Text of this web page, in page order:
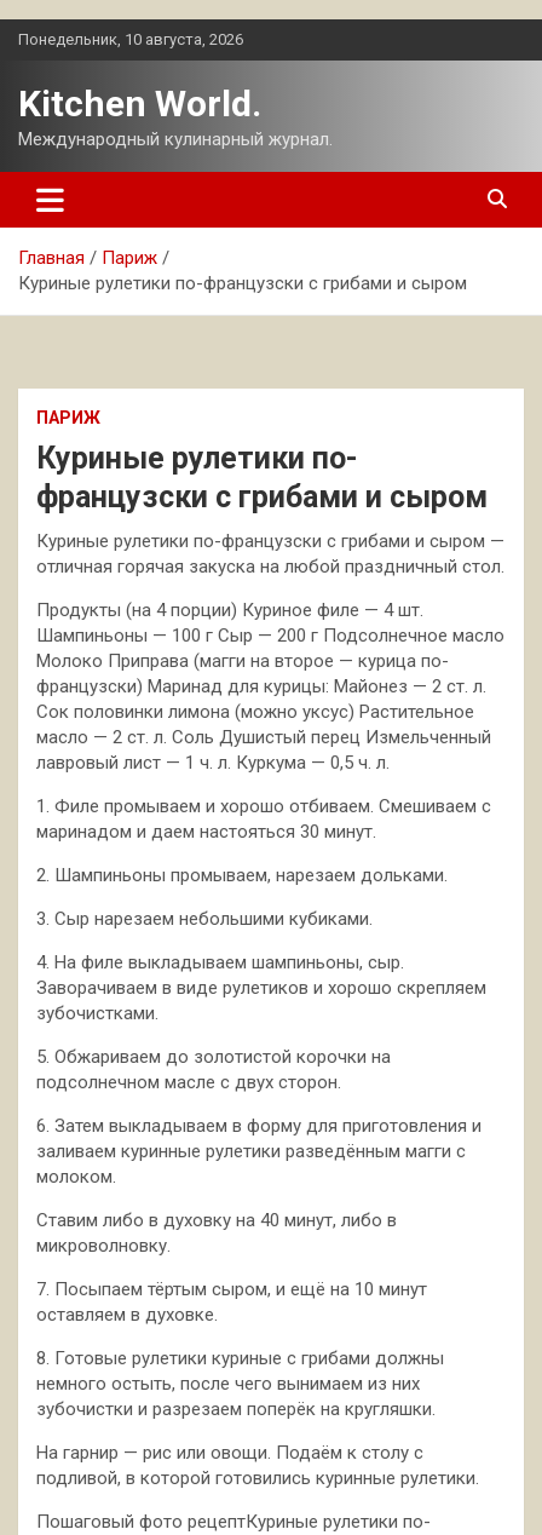
Перейти
Понедельник, 10 августа, 2026
Kitchen World.
Международный кулинарный журнал.
Главная
Париж
Куриные рулетики по-французски с грибами и сыром
ПАРИЖ
Куриные рулетики по-
французски с грибами и сыром
Куриные рулетики по-французски с грибами и сыром —
отличная горячая закуска на любой праздничный стол.
Продукты (на 4 порции) Куриное филе — 4 шт.
Шампиньоны — 100 г Сыр — 200 г Подсолнечное масло
Молоко Приправа (магги на второе — курица по-
французски) Маринад для курицы: Майонез — 2 ст. л.
Сок половинки лимона (можно уксус) Растительное
масло — 2 ст. л. Соль Душистый перец Измельченный
лавровый лист — 1 ч. л. Куркума — 0,5 ч. л.
1. Филе промываем и хорошо отбиваем. Смешиваем с
маринадом и даем настояться 30 минут.
2. Шампиньоны промываем, нарезаем дольками.
3. Сыр нарезаем небольшими кубиками.
4. На филе выкладываем шампиньоны, сыр.
Заворачиваем в виде рулетиков и хорошо скрепляем
зубочистками.
5. Обжариваем до золотистой корочки на
подсолнечном масле с двух сторон.
6. Затем выкладываем в форму для приготовления и
заливаем куринные рулетики разведённым магги с
молоком.
Ставим либо в духовку на 40 минут, либо в
микроволновку.
7. Посыпаем тёртым сыром, и ещё на 10 минут
оставляем в духовке.
8. Готовые рулетики куриные с грибами должны
немного остыть, после чего вынимаем из них
зубочистки и разрезаем поперёк на кругляшки.
На гарнир — рис или овощи. Подаём к столу с
подливой, в которой готовились куринные рулетики.
Пошаговый фото рецептКуриные рулетики по-